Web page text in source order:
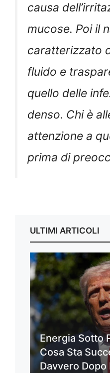
causa
mucose. Poi il
caratterizzato
fluido e
quello delle
denso. Chi è
attenzione a
prima di
ULTIMI ARTICOLI
Energia Sotto
Cosa Sta
Davvero Dopo